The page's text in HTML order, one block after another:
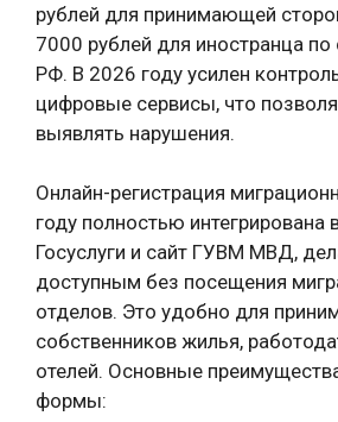
рублей для принимающей
7000 рублей для иностранца
РФ. В 2026 году усилен
цифровые сервисы, что
выявлять нарушения.
Онлайн-регистрация
году полностью интегрирована
Госуслуги и сайт ГУВМ МВД,
доступным без посещения
отделов. Это удобно для
собственников жилья,
отелей. Основные
формы: